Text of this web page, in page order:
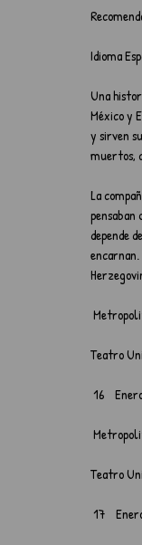
Idioma
Una
México y
y sirven
muertos,
La
pensaban
depende
Teatro
16
Teatro
17